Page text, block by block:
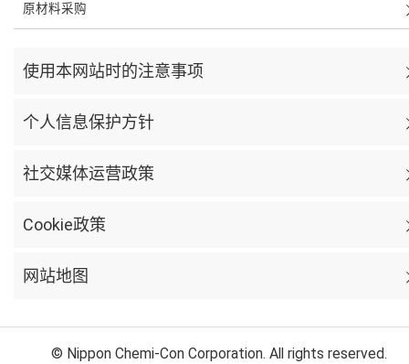
原材料采购
使用本网站时的注意事项
个人信息保护方针
社交媒体运营政策
Cookie政策
网站地图
© Nippon Chemi-Con Corporation. All rights reserved.